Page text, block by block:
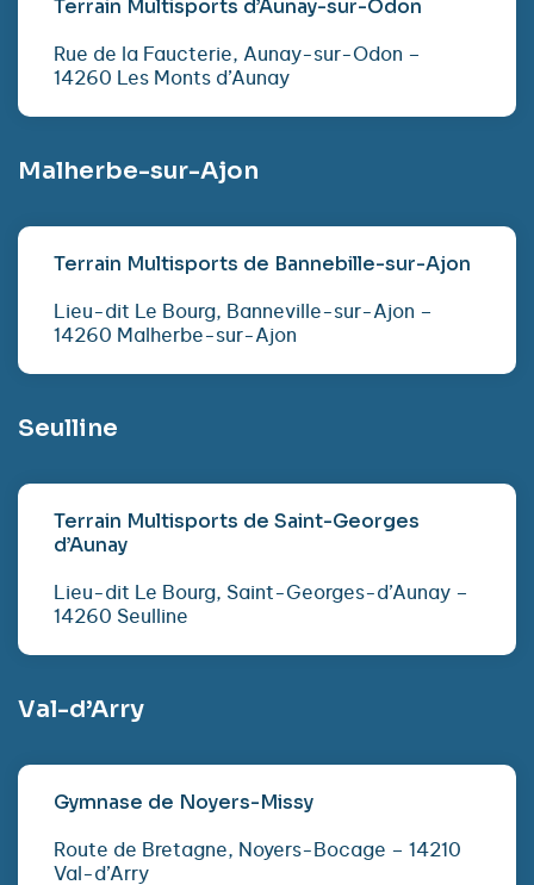
Terrain Multisports d’Aunay-sur-Odon
Rue de la Faucterie, Aunay-sur-Odon –
14260 Les Monts d’Aunay
Malherbe-sur-Ajon
Terrain Multisports de Bannebille-sur-Ajon
Lieu-dit Le Bourg, Banneville-sur-Ajon –
14260 Malherbe-sur-Ajon
Seulline
Terrain Multisports de Saint-Georges
d’Aunay
Lieu-dit Le Bourg, Saint-Georges-d’Aunay –
14260 Seulline
Val-d’Arry
Gymnase de Noyers-Missy
Route de Bretagne, Noyers-Bocage – 14210
Val-d’Arry